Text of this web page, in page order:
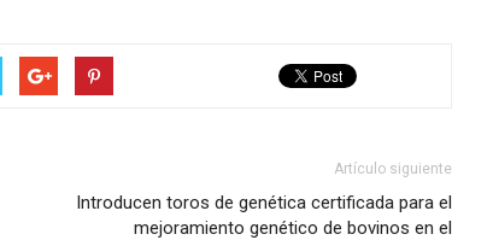
Artículo siguiente
Introducen toros de genética certificada para el
mejoramiento genético de bovinos en el